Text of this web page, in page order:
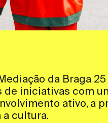
da Braga
de iniciativas com
ativo, a
cultura.